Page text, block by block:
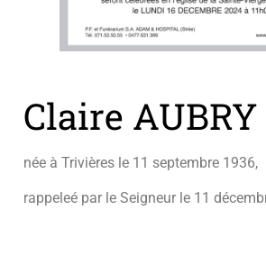
Claire AUBRY
née à Trivières le 11 septembre 1936,
rappeleé par le Seigneur le 11